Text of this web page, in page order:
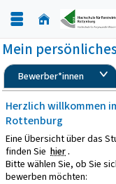
Mein
Bewerber*innen
Herzlich willkommen
Rottenburg
Eine Übersicht über das
finden Sie hier.
Bitte wählen Sie, ob Sie
bewerben möchten: